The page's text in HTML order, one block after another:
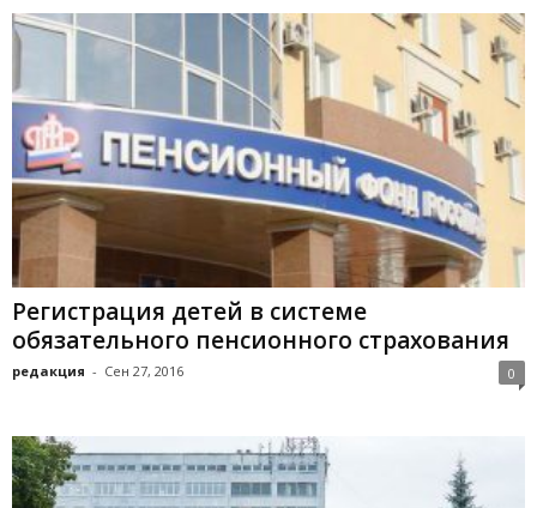
Регистрация детей в системе
обязательного пенсионного страхования
редакция - Сен 27, 2016 0